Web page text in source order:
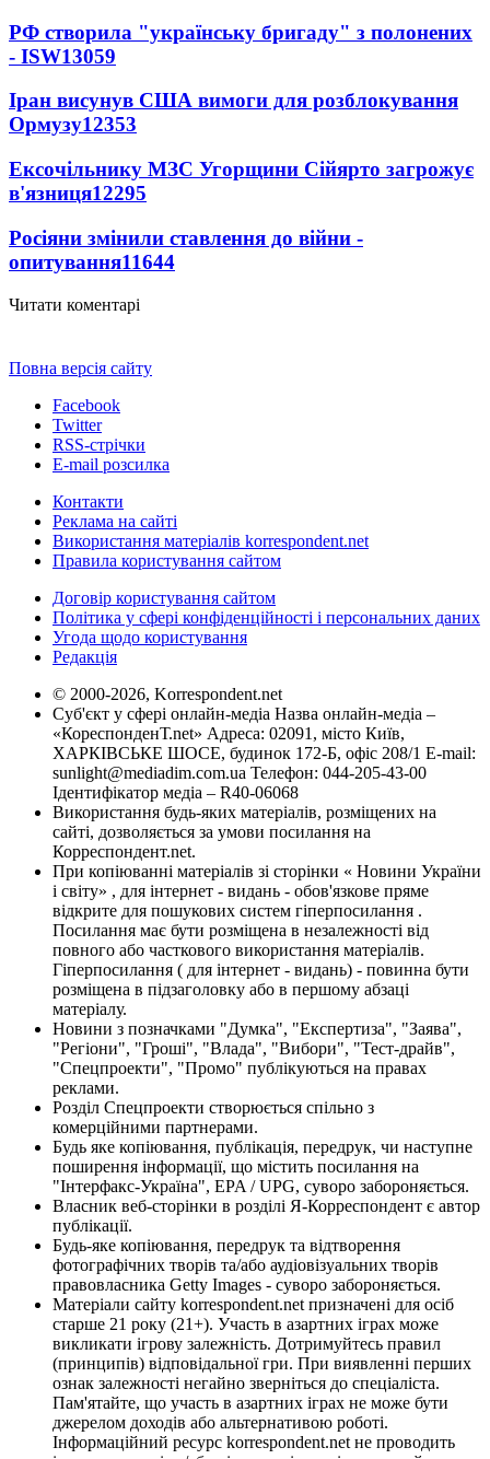
РФ створила "українську бригаду" з полонених
- ISW13059
Іран висунув США вимоги для розблокування
Ормузу12353
Ексочільнику МЗС Угорщини Сійярто загрожує
в'язниця12295
Росіяни змінили ставлення до війни -
опитування11644
Читати коментарі
Повна версія сайту
Facebook
Twitter
RSS-стрічки
E-mail розсилка
Контакти
Реклама на сайті
Використання матеріалів korrespondent.net
Правила користування сайтом
Договір користування сайтом
Політика у сфері конфіденційності і персональних даних
Угода щодо користування
Редакція
© 2000-2026, Korrespondent.net
Суб'єкт у сфері онлайн-медіа Назва онлайн-медіа –
«КореспонденТ.net» Адреса: 02091, місто Київ,
ХАРКІВСЬКЕ ШОСЕ, будинок 172-Б, офіс 208/1 E-mail:
sunlight@mediadim.com.ua Телефон: 044-205-43-00
Ідентифікатор медіа – R40-06068
Використання будь-яких матеріалів, розміщених на
сайті, дозволяється за умови посилання на
Корреспондент.net.
При копіюванні матеріалів зі сторінки « Новини України
і світу» , для інтернет - видань - обов'язкове пряме
відкрите для пошукових систем гіперпосилання .
Посилання має бути розміщена в незалежності від
повного або часткового використання матеріалів.
Гіперпосилання ( для інтернет - видань) - повинна бути
розміщена в підзаголовку або в першому абзаці
матеріалу.
Новини з позначками "Думка", "Експертиза", "Заява",
"Регіони", "Гроші", "Влада", "Вибори", "Тест-драйв",
"Спецпроекти", "Промо" публікуються на правах
реклами.
Розділ Спецпроекти створюється спільно з
комерційними партнерами.
Будь яке копіювання, публікація, передрук, чи наступне
поширення інформації, що містить посилання на
"Інтерфакс-Україна", EPA / UPG, суворо забороняється.
Власник веб-сторінки в розділі Я-Корреспондент є автор
публікації.
Будь-яке копіювання, передрук та відтворення
фотографічних творів та/або аудіовізуальних творів
правовласника Getty Images - суворо забороняється.
Матеріали сайту korrespondent.net призначені для осіб
старше 21 року (21+). Участь в азартних іграх може
викликати ігрову залежність. Дотримуйтесь правил
(принципів) відповідальної гри. При виявленні перших
ознак залежності негайно зверніться до спеціаліста.
Пам'ятайте, що участь в азартних іграх не може бути
джерелом доходів або альтернативою роботі.
Інформаційний ресурс korrespondent.net не проводить